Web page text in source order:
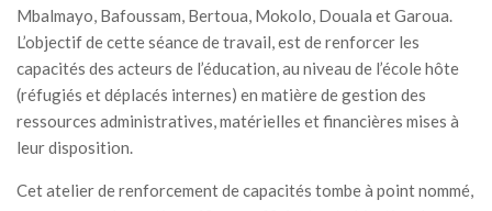
Mbalmayo, Bafoussam, Bertoua, Mokolo, Douala et Garoua.
L’objectif de cette séance de travail, est de renforcer les
capacités des acteurs de l’éducation, au niveau de l’école hôte
(réfugiés et déplacés internes) en matière de gestion des
ressources administratives, matérielles et financières mises à
leur disposition.
Cet atelier de renforcement de capacités tombe à point nommé,